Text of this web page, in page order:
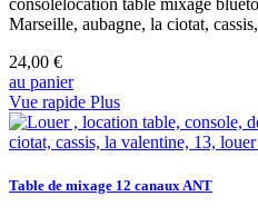
Marseille, aubagne, la ciotat,
24,00 €
au panier
Vue rapide Plus
Table de mixage 12 canaux ANT